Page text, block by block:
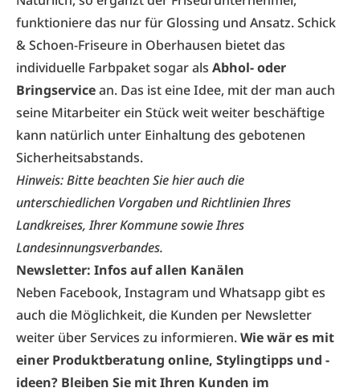
funktioniere das nur für Glossing und Ansatz.Schick
& Schoen-Friseure in Oberhausen bietet das
individuelle Farbpaket sogar als Abhol- oder
Bringservicean. Das ist eine Idee, mit der man auch
seine Mitarbeiter ein Stück weit weiter beschäftige
kann natürlich unter Einhaltung des gebotenen
Sicherheitsabstands.
Hinweis: Bitte beachten Sie hier auch die
unterschiedlichen Vorgaben und Richtlinien Ihres
Landkreises, Ihrer Kommune sowie Ihres
Landesinnungsverbandes.
Newsletter: Infos auf allen Kanälen
Neben Facebook, Instagram und Whatsapp gibt es
auch die Möglichkeit, die Kunden per Newsletter
weiter über Services zu informieren.Wie wär es mit
einer Produktberatung online, Stylingtipps und -
ideen? Bleiben Sie mit Ihren Kunden im